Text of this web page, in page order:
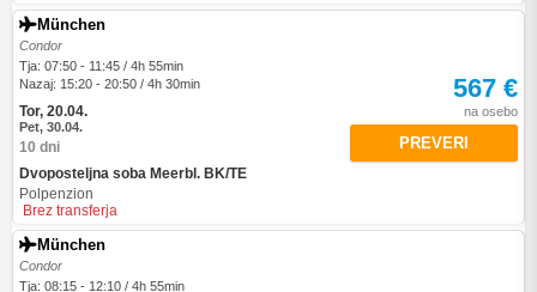
München
Condor
Tja: 07:50 - 11:45 / 4h 55min
Nazaj: 15:20 - 20:50 / 4h 30min
Tor, 20.04.
Pet, 30.04.
10 dni
Dvoposteljna soba Meerbl. BK/TE
Polpenzion
Brez transferja
567 €
na osebo
PREVERI
München
Condor
Tja: 08:15 - 12:10 / 4h 55min